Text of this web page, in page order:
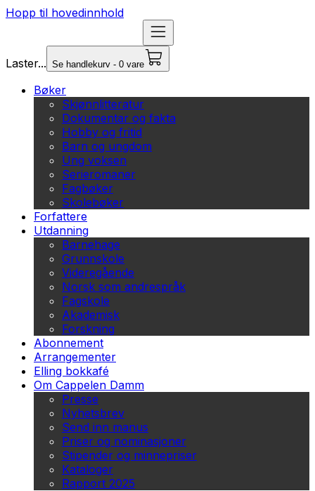
Hopp til hovedinnhold
Laster... Se handlekurv - 0 vare
Bøker
Skjønnlitteratur
Dokumentar og fakta
Hobby og fritid
Barn og ungdom
Ung voksen
Serieromaner
Fagbøker
Skolebøker
Forfattere
Utdanning
Barnehage
Grunnskole
Videregående
Norsk som andrespråk
Fagskole
Akademisk
Forskning
Abonnement
Arrangementer
Elling bokkafé
Om Cappelen Damm
Presse
Nyhetsbrev
Send inn manus
Priser og nominasjoner
Stipender og minnepriser
Kataloger
Rapport 2025